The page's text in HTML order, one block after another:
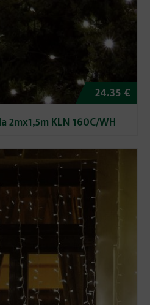
24.35 €
KLN 160C/WH